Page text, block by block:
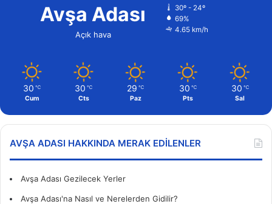
Avşa Adası
Açık hava
30º - 24º
69%
4.65 km/h
30 ℃
Cum
30 ℃
Cts
29 ℃
Paz
30 ℃
Pts
30 ℃
Sal
AVŞA ADASI HAKKINDA MERAK EDILENLER
Avşa Adası Gezilecek Yerler
Avşa Adası'na Nasıl ve Nerelerden Gidilir?